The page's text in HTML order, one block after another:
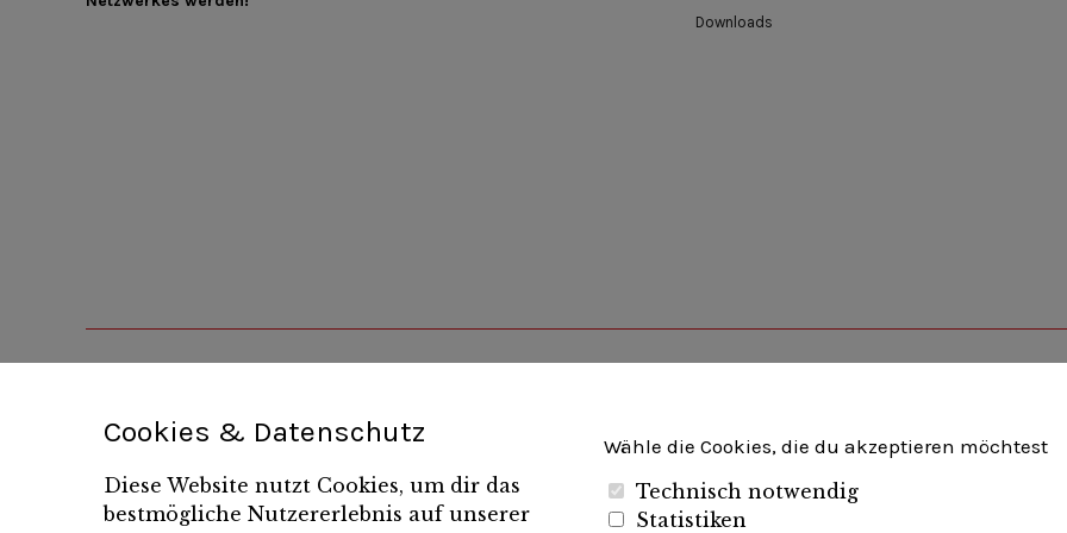
Downloads
Unternehmerverband Brandenburg-Berlin e.V.
Folgen Sie uns auf
Cookies & Datenschutz
Diese Website nutzt Cookies, um dir das
bestmögliche Nutzererlebnis auf unserer
Wähle die Cookies, die du akzeptieren möchtest
Technisch notwendig
Statistiken